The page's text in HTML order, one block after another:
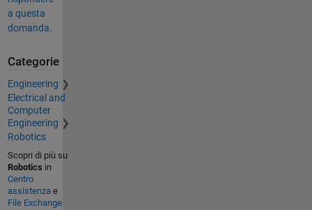
a questa
domanda.
Categorie
Engineering
Electrical and
Computer
Engineering
Robotics
Scopri di più su
Robotics in
Centro
assistenzae
File Exchange